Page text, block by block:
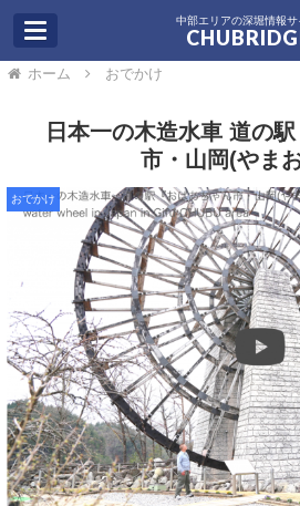
中部エリアの深堀情報サ
ホーム おでかけ
日本一の木造水車 道の
市・山岡(やまお
おでかけ